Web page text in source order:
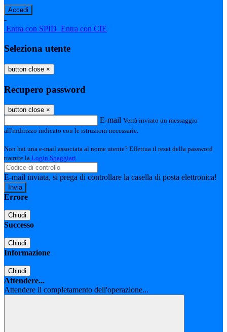
-
Entra con SPID Entra con CIE
Seleziona utente
button close ×
Recupero password
button close ×
E-mail Verrà inviato un messaggio
all'indirizzo indicato con le istruzioni necessarie.
Non hai una e-mail associata al nome utente? Effettua il reset della password
tramite la Login Spaggiari
E-mail inviata, si prega di controllare la casella di posta elettronica!
Errore
Chiudi
Successo
Chiudi
Informazione
Chiudi
Attendere...
Attendere il completamento dell'operazione...